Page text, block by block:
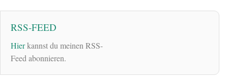
RSS-FEED
Hierkannst du meinen RSS-
Feed abonnieren.